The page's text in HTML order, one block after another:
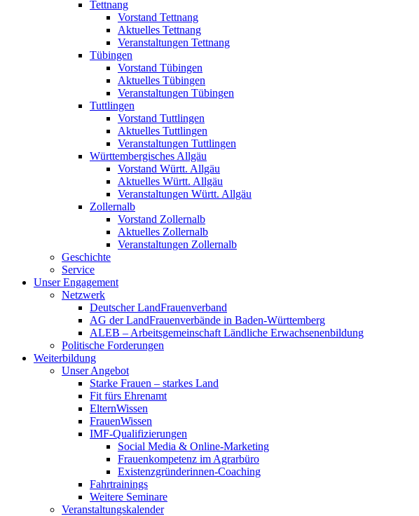
Tettnang
Vorstand Tettnang
Aktuelles Tettnang
Veranstaltungen Tettnang
Tübingen
Vorstand Tübingen
Aktuelles Tübingen
Veranstaltungen Tübingen
Tuttlingen
Vorstand Tuttlingen
Aktuelles Tuttlingen
Veranstaltungen Tuttlingen
Württembergisches Allgäu
Vorstand Württ. Allgäu
Aktuelles Württ. Allgäu
Veranstaltungen Württ. Allgäu
Zollernalb
Vorstand Zollernalb
Aktuelles Zollernalb
Veranstaltungen Zollernalb
Geschichte
Service
Unser Engagement
Netzwerk
Deutscher LandFrauenverband
AG der LandFrauenverbände in Baden-Württemberg
ALEB – Arbeitsgemeinschaft Ländliche Erwachsenenbildung
Politische Forderungen
Weiterbildung
Unser Angebot
Starke Frauen – starkes Land
Fit fürs Ehrenamt
ElternWissen
FrauenWissen
IMF-Qualifizierungen
Social Media & Online-Marketing
Frauenkompetenz im Agrarbüro
Existenzgründerinnen-Coaching
Fahrtrainings
Weitere Seminare
Veranstaltungskalender